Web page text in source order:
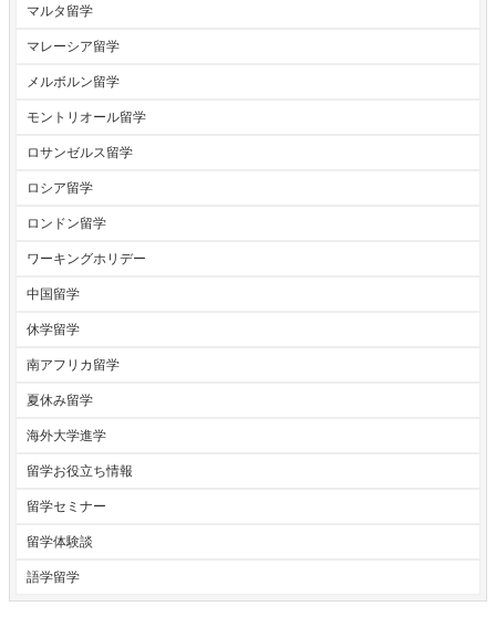
マルタ留学
マレーシア留学
メルボルン留学
モントリオール留学
ロサンゼルス留学
ロシア留学
ロンドン留学
ワーキングホリデー
中国留学
休学留学
南アフリカ留学
夏休み留学
海外大学進学
留学お役立ち情報
留学セミナー
留学体験談
語学留学